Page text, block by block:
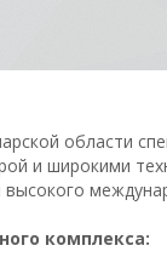
области
и широкими
комплекса: